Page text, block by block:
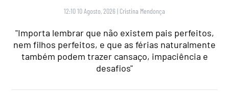
12:10 10 Agosto, 2026 | Cristina Mendonça
"Importa lembrar que não existem pais perfeitos,
nem filhos perfeitos, e que as férias naturalmente
também podem trazer cansaço, impaciência e
desafios"